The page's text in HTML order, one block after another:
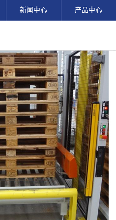
新闻中心 产品中心